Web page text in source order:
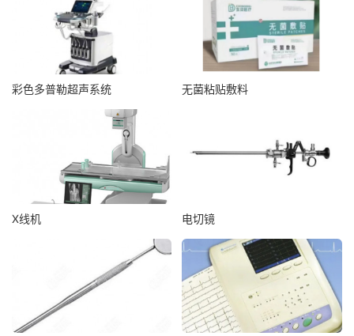
彩色多普勒超声系统 无菌粘贴敷料
X线机 电切镜